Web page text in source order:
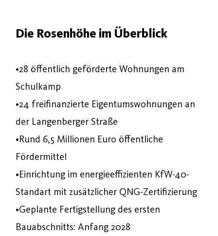
Die Rosenhöhe im Überblick
•28 öffentlich geförderte Wohnungen am
Schulkamp
•24 freifinanzierte Eigentumswohnungen an
der Langenberger Straße
•Rund 6,5 Millionen Euro öffentliche
Fördermittel
•Einrichtung im energieeffizienten KfW-40-
Standart mit zusätzlicher QNG-Zertifizierung
•Geplante Fertigstellung des ersten
Bauabschnitts: Anfang 2028